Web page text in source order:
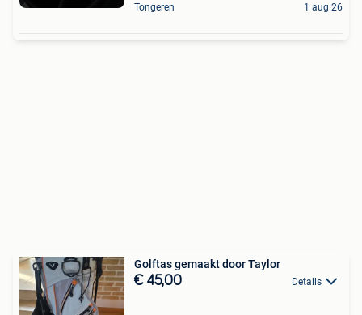
Tongeren 1 aug 26
Golftas gemaakt door Taylor
€ 45,00 Details